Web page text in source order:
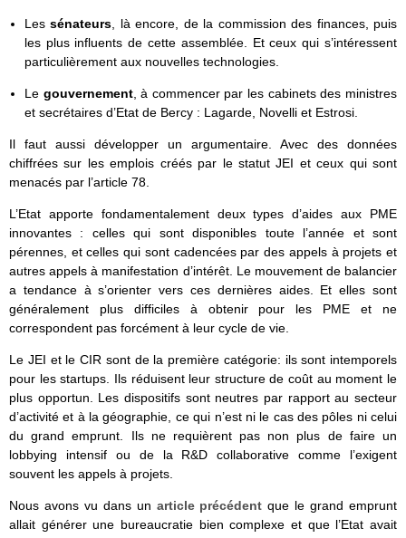
Lessénateurs , là encore, de la commission des finances, puis
les plus influents de cette assemblée. Et ceux qui s’intéressent
particulièrement aux nouvelles technologies.
Le gouvernement, à commencer par les cabinets des ministres
et secrétaires d’Etat de Bercy : Lagarde, Novelli et Estrosi.
Il faut aussi développer un argumentaire. Avec des données
chiffrées sur les emplois créés par le statut JEI et ceux qui sont
menacés par l’article 78.
L’Etat apporte fondamentalement deux types d’aides aux PME
innovantes : celles qui sont disponibles toute l’année et sont
pérennes, et celles qui sont cadencées par des appels à projets et
autres appels à manifestation d’intérêt. Le mouvement de balancier
a tendance à s’orienter vers ces dernières aides. Et elles sont
généralement plus difficiles à obtenir pour les PME et ne
correspondent pas forcément à leur cycle de vie.
Le JEI et le CIR sont de la première catégorie: ils sont intemporels
pour les startups. Ils réduisent leur structure de coût au moment le
plus opportun. Les dispositifs sont neutres par rapport au secteur
d’activité et à la géographie, ce qui n’est ni le cas des pôles ni celui
du grand emprunt. Ils ne requièrent pas non plus de faire un
lobbying intensif ou de la R&D collaborative comme l’exigent
souvent les appels à projets.
Nous avons vu dans un article précédent que le grand emprunt
allait générer une bureaucratie bien complexe et que l’Etat avait